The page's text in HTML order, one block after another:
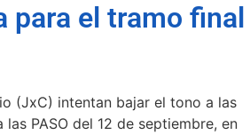
el tramo final
(JxC) intentan bajar el tono a las
PASO del 12 de septiembre, en